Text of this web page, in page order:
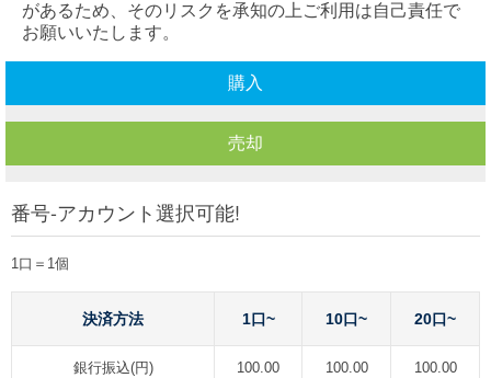
があるため、そのリスクを承知の上ご利用は自己責任で
お願いいたします。
購入
売却
番号-アカウント選択可能!
1口＝1個
決済方法 1口~ 10口~ 20口~
銀行振込(円) 100.00 100.00 100.00